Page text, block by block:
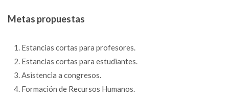
Metas propuestas
Estancias cortas para profesores.
Estancias cortas para estudiantes.
Asistencia a congresos.
Formación de Recursos Humanos.